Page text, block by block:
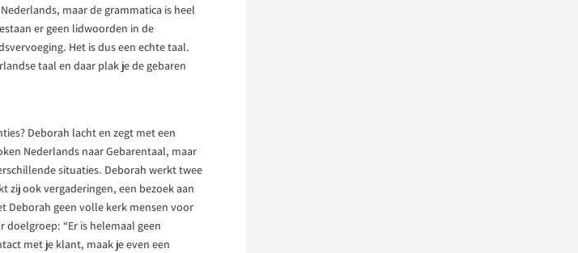
maar de grammatica is heel
er geen lidwoorden in de
Het is dus een echte taal.
taal en daar plak je de gebaren
Deborah lacht en zegt met een
Nederlands naar Gebarentaal, maar
situaties. Deborah werkt twee
zij ook vergaderingen, een bezoek aan
Deborah geen volle kerk mensen voor
doelgroep: “Er is helemaal geen
met je klant, maak je even een